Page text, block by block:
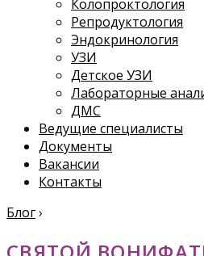
Колопроктология
Репродуктология
Эндокринология
УЗИ
Детское УЗИ
Лабораторные
ДМС
Ведущие специалисты
Документы
Вакансии
Контакты
Блог›